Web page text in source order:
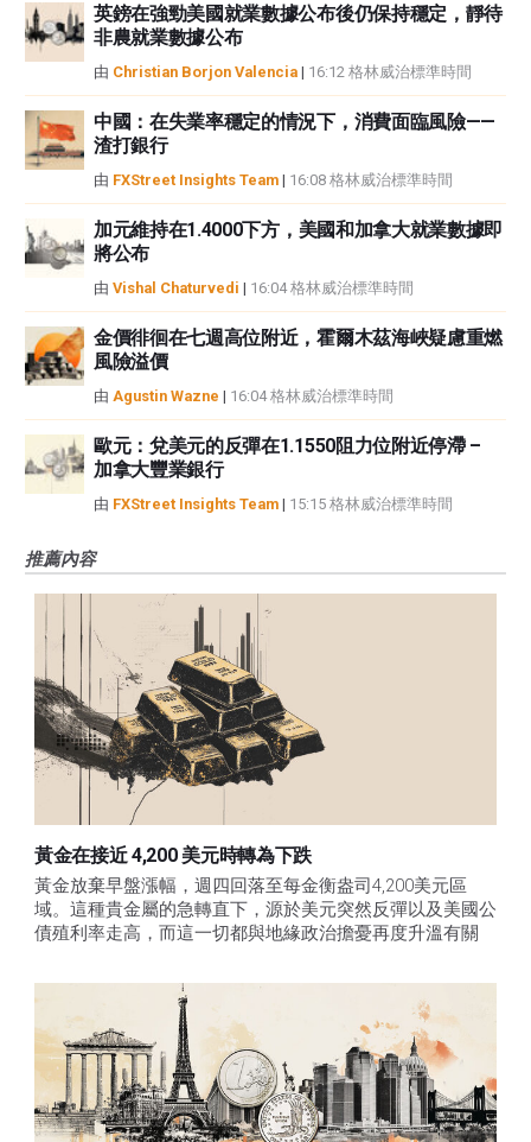
英鎊在強勁美國就業數據公布後仍保持穩定，靜待
非農就業數據公布
由 Christian Borjon Valencia | 16:12 格林威治標準時間
中國：在失業率穩定的情況下，消費面臨風險——
渣打銀行
由 FXStreet Insights Team | 16:08 格林威治標準時間
加元維持在1.4000下方，美國和加拿大就業數據即
將公布
由 Vishal Chaturvedi | 16:04 格林威治標準時間
金價徘徊在七週高位附近，霍爾木茲海峽疑慮重燃
風險溢價
由 Agustin Wazne | 16:04 格林威治標準時間
歐元：兌美元的反彈在1.1550阻力位附近停滯 –
加拿大豐業銀行
由 FXStreet Insights Team | 15:15 格林威治標準時間
推薦內容
黃金在接近 4,200 美元時轉為下跌
黃金放棄早盤漲幅，週四回落至每金衡盎司4,200美元區
域。這種貴金屬的急轉直下，源於美元突然反彈以及美國公
債殖利率走高，而這一切都與地緣政治擔憂再度升溫有關